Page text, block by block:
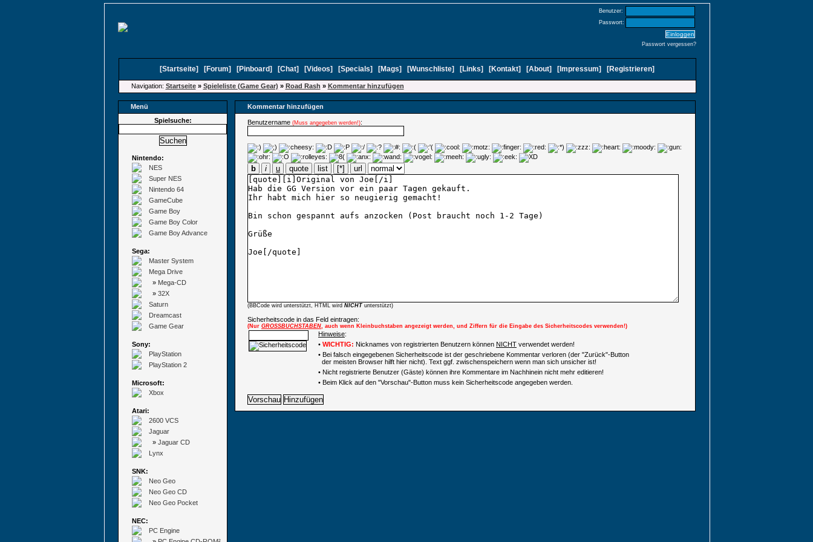
Benutzer:
Passwort:
Passwort vergessen?
[Startseite] [Forum] [Pinboard] [Chat] [Videos] [Specials] [Mags] [Wunschliste] [Links] [Kontakt] [About] [ Impressum] [Registrieren]
Navigation: Startseite» Spieleliste (Game Gear) » Road Rash » Kommentar hinzufügen
Menü
Kommentar hinzufügen
Spielsuche:
Nintendo:
NES
Super NES
Nintendo 64
GameCube
Game Boy
Game Boy Color
Game Boy Advance
Sega:
Master System
Mega Drive
» Mega-CD
» 32X
Saturn
Dreamcast
Game Gear
Sony:
PlayStation
PlayStation 2
Microsoft:
Xbox
Atari:
2600 VCS
Jaguar
» Jaguar CD
Lynx
SNK:
Neo Geo
Neo Geo CD
Neo Geo Pocket
NEC:
PC Engine
Benutzername (Muss angegeben werden!):
b i u quote list [*] url
(BBCode wird unterstützt, HTML wird NICHT unterstützt)
Sicherheitscode in das Feld eintragen:
(Nur GROSSBUCHSTABEN, auch wenn Kleinbuchstaben angezeigt werden, und Ziffern für die Eingabe des Sicherheitscodes verwenden!)
Hinweise:
• WICHTIG: Nicknames von registrierten Benutzern können NICHT verwendet werden!
• Bei falsch eingegebenen Sicherheitscode ist der geschriebene Kommentar verloren (der "Zurück"-Button
der meisten Browser hilft hier nicht). Text ggf. zwischenspeichern wenn man sich unsicher ist!
• Nicht registrierte Benutzer (Gäste) können ihre Kommentare im Nachhinein nicht mehr editieren!
• Beim Klick auf den "Vorschau"-Button muss kein Sicherheitscode angegeben werden.